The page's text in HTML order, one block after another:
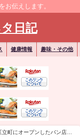
お伝えします。
日記
健康情報 趣味・その他
立町にオープンしたパン店